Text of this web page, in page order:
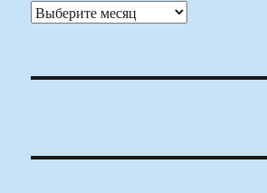
Архивы